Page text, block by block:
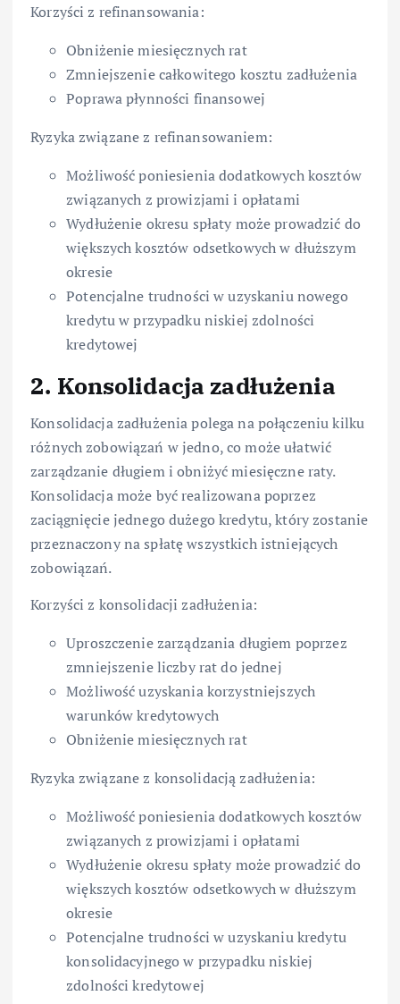
Korzyści z refinansowania:
Obniżenie miesięcznych rat
Zmniejszenie całkowitego kosztu zadłużenia
Poprawa płynności finansowej
Ryzyka związane z refinansowaniem:
Możliwość poniesienia dodatkowych kosztów
związanych z prowizjami i opłatami
Wydłużenie okresu spłaty może prowadzić do
większych kosztów odsetkowych w dłuższym
okresie
Potencjalne trudności w uzyskaniu nowego
kredytu w przypadku niskiej zdolności
kredytowej
2. Konsolidacja zadłużenia
Konsolidacja zadłużenia polega na połączeniu kilku
różnych zobowiązań w jedno, co może ułatwić
zarządzanie długiem i obniżyć miesięczne raty.
Konsolidacja może być realizowana poprzez
zaciągnięcie jednego dużego kredytu, który zostanie
przeznaczony na spłatę wszystkich istniejących
zobowiązań.
Korzyści z konsolidacji zadłużenia:
Uproszczenie zarządzania długiem poprzez
zmniejszenie liczby rat do jednej
Możliwość uzyskania korzystniejszych
warunków kredytowych
Obniżenie miesięcznych rat
Ryzyka związane z konsolidacją zadłużenia:
Możliwość poniesienia dodatkowych kosztów
związanych z prowizjami i opłatami
Wydłużenie okresu spłaty może prowadzić do
większych kosztów odsetkowych w dłuższym
okresie
Potencjalne trudności w uzyskaniu kredytu
konsolidacyjnego w przypadku niskiej
zdolności kredytowej